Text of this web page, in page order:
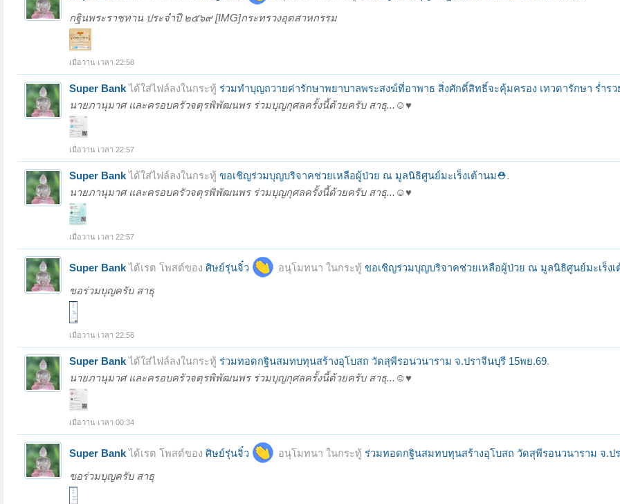
กฐินพระราชทาน ประจำปี ๒๕๖๙ [IMG]กระทรวงอุตสาหกรรม
เมื่อวาน เวลา 22:58
Super Bankได้ใส่ไฟล์ลงในกระทู้ ร่วมทำบุญถวายค่ารักษาพยาบาลพระสงฆ์ที่อาพาธ สิ่งศักดิ์สิทธิ์จะคุ้มครอง เทวดารักษา ร่ำรว
นายภานุมาศ และครอบครัวจตุรพิพัฒนพร ร่วมบุญกุศลครั้งนี้ด้วยครับ สาธุ...☺️♥️
เมื่อวาน เวลา 22:57
Super Bankได้ใส่ไฟล์ลงในกระทู้ ขอเชิญร่วมบุญบริจาคช่วยเหลือผู้ป่วย ณ มูลนิธิศูนย์มะเร็งเต้านม⛑️.
นายภานุมาศ และครอบครัวจตุรพิพัฒนพร ร่วมบุญกุศลครั้งนี้ด้วยครับ สาธุ...☺️♥️
เมื่อวาน เวลา 22:57
Super Bankได้เรต โพสต์ของ ศิษย์รุ่นจิ๋ว อนุโมทนา ในกระทู้ ขอเชิญร่วมบุญบริจาคช่วยเหลือผู้ป่วย ณ มูลนิธิศูนย์มะเร็ง
ขอร่วมบุญครับ สาธุ
เมื่อวาน เวลา 22:56
Super Bankได้ใส่ไฟล์ลงในกระทู้ ร่วมทอดกฐินสมทบทุนสร้างอุโบสถ วัดสุพีรอนวนาราม จ.ปราจีนบุรี 15พย.69.
นายภานุมาศ และครอบครัวจตุรพิพัฒนพร ร่วมบุญกุศลครั้งนี้ด้วยครับ สาธุ...☺️♥️
เมื่อวาน เวลา 00:34
Super Bankได้เรต โพสต์ของ ศิษย์รุ่นจิ๋ว อนุโมทนา ในกระทู้ ร่วมทอดกฐินสมทบทุนสร้างอุโบสถ วัดสุพีรอนวนาราม จ.ป
ขอร่วมบุญครับ สาธุ